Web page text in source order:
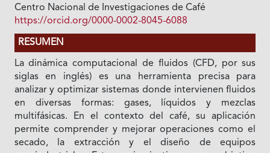
Centro Nacional de Investigaciones de Café
https://orcid.org/0000-0002-8045-6088
RESUMEN
La dinámica computacional de fluidos (CFD, por sus
siglas en inglés) es una herramienta precisa para
analizar y optimizar sistemas donde intervienen fluidos
en diversas formas: gases, líquidos y mezclas
multifásicas. En el contexto del café, su aplicación
permite comprender y mejorar operaciones como el
secado, la extracción y el diseño de equipos